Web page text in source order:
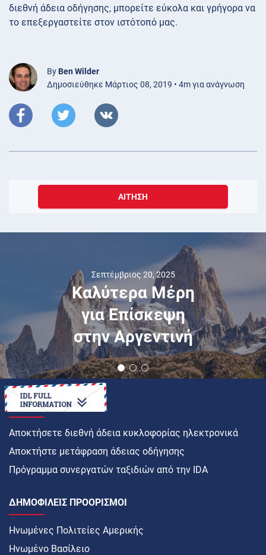
διεθνή άδεια οδήγησης, μπορείτε εύκολα και γρήγορα να
το επεξεργαστείτε στον ιστότοπό μας.
By Ben Wilder
Δημοσιεύθηκε Μάρτιος 08, 2019 • 4m για ανάγνωση
ΑΊΤΗΣΗ
Σεπτέμβριος 20, 2025
Καλύτερα Μέρη
για Επίσκεψη
στην Αργεντινή
ΠΏΣ ΝΑ
Αποκτήσετε διεθνή άδεια κυκλοφορίας ηλεκτρονικά
Αποκτήστε μετάφραση άδειας οδήγησης
Πρόγραμμα συνεργατών ταξιδιών από την IDA
ΔΗΜΟΦΙΛΕΊΣ ΠΡΟΟΡΙΣΜΟΊ
Ηνωμένες Πολιτείες Αμερικής
Ηνωμένο Βασίλειο